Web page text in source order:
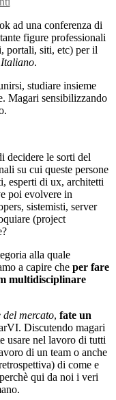
(s)Conferenze
di
settore
ad una conferenza di
figure professionali
portali, siti, etc) per il
Italiano.
studiare insieme
Magari sensibilizzando
decidere le sorti del
su cui queste persone
esperti di ux, architetti
poi evolvere in
sistemisti, server
(project
alla quale
a capire che per fare
multidisciplinare
del mercato, fate un
Discutendo magari
usare nel lavoro di tutti
di un team o anche
di come e
qui da noi i veri